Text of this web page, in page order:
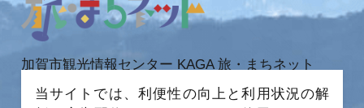
加賀市観光情報センター KAGA 旅・まちネット
〒922-0423
当サイトでは、利便性の向上と利用状況の解